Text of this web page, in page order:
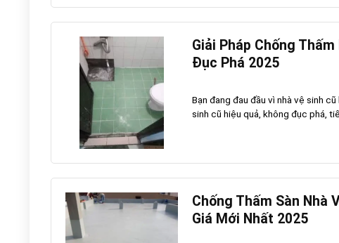
Giải Pháp Chống
Đục Phá 2025
Bạn đang đau đầu vì nhà vệ sinh
sinh cũ hiệu quả, không đục phá,
Chống Thấm Sàn Nhà
Giá Mới Nhất 2025